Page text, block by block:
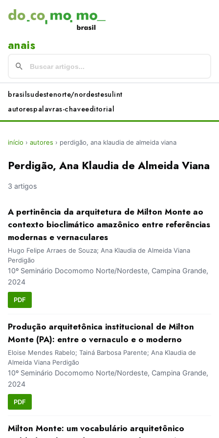
anais
brasilsudestenorte/nordestesulint
autorespalavras-chaveeditorial
início › autores › perdigão, ana klaudia de almeida viana
Perdigão, Ana Klaudia de Almeida Viana
3 artigos
A pertinência da arquitetura de Milton Monte ao
contexto bioclimático amazônico entre referências
modernas e vernaculares
Hugo Felipe Arraes de Souza; Ana Klaudia de Almeida Viana
Perdigão
10º Seminário Docomomo Norte/Nordeste, Campina Grande,
2024
PDF
Produção arquitetônica institucional de Milton
Monte (PA): entre o vernaculo e o moderno
Eloise Mendes Rabelo; Tainá Barbosa Parente; Ana Klaudia de
Almeida Viana Perdigão
10º Seminário Docomomo Norte/Nordeste, Campina Grande,
2024
PDF
Milton Monte: um vocabulário arquitetônico